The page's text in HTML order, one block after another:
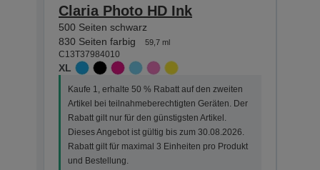
Claria Photo HD Ink
500 Seiten schwarz
830 Seiten farbig
59,7 ml
C13T37984010
XL
Kaufe 1, erhalte 50 % Rabatt auf den zweiten
Artikel bei teilnahmeberechtigten Geräten. Der
Rabatt gilt nur für den günstigsten Artikel.
Dieses Angebot ist gültig bis zum 30.08.2026.
Rabatt gilt für maximal 3 Einheiten pro Produkt
und Bestellung.